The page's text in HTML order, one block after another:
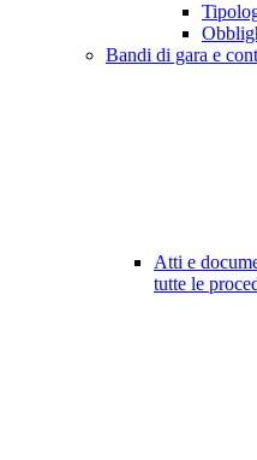
Bandi di gara e
Atti e
tutte le